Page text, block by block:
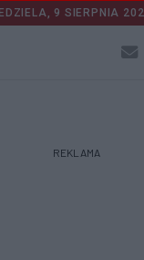
9 SIERPNIA
REKLAMA